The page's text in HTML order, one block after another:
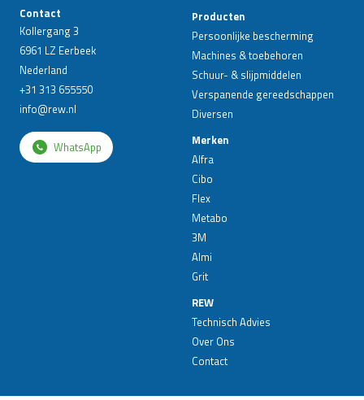
Contact
Kollergang 3
6961 LZ Eerbeek
Nederland
+31 313 655550
info@rew.nl
WhatsApp
Producten
Persoonlijke bescherming
Machines & toebehoren
Schuur- & slijpmiddelen
Verspanende gereedschappen
Diversen
Merken
Alfra
Cibo
Flex
Metabo
3M
Almi
Grit
REW
Technisch Advies
Over Ons
Contact